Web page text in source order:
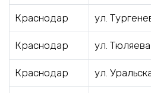
Краснодар ул.
Краснодар ул.
Краснодар ул.